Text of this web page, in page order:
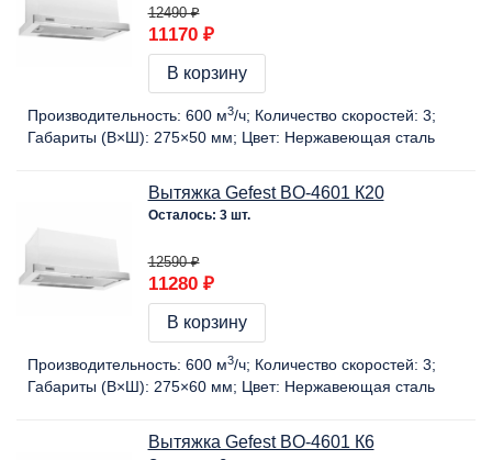
12490 ₽
11170 ₽
В корзину
Производительность: 600 м3/ч Количество скоростей: 3
Габариты (В×Ш): 275×50 мм Цвет: Нержавеющая сталь
Вытяжка Gefest BO-4601 К20
Осталось: 3 шт.
12590 ₽
11280 ₽
В корзину
Производительность: 600 м3/ч Количество скоростей: 3
Габариты (В×Ш): 275×60 мм Цвет: Нержавеющая сталь
Вытяжка Gefest BO-4601 К6